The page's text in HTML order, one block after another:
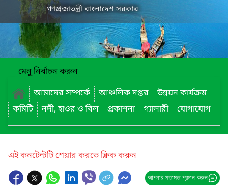
গণপ্রজাতন্ত্রী বাংলাদেশ সরকার
মেনু নির্বাচন করুন
আমাদের সম্পর্কে
আঞ্চলিক দপ্তর
উন্নয়ন কার্যক্রম
কমিটি
নদী, হাওর ও বিল প্রকাশনা গ্যালারী যোগাযোগ
এই কনটেন্টটি শেয়ার করতে ক্লিক করুন
আপনার মতামত প্রদান করুন